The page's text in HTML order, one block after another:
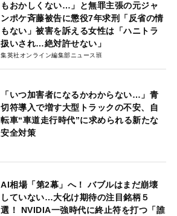
もおかしくない…」と無罪主張の元ジャ
ンポケ斉藤被告に懲役7年求刑「反省の情
もない」被害を訴える女性は「ハニトラ
扱いされ…絶対許せない」
集英社オンライン編集部ニュース班
「いつ加害者になるかわからない…」青
切符導入で増す大型トラックの不安、自
転車“車道走行時代”に求められる新たな
安全対策
AI相場「第2幕」へ！ バブルはまだ崩壊
していない…大化け期待の注目銘柄５
選！ NVIDIA一強時代に終止符を打つ「誰